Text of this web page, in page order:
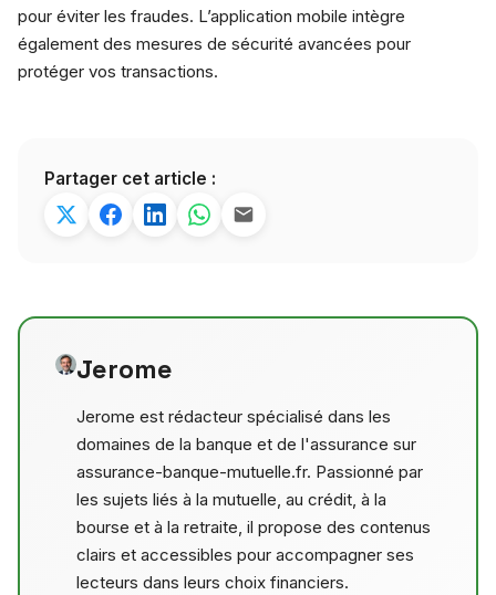
pour éviter les fraudes. L’application mobile intègre
également des mesures de sécurité avancées pour
protéger vos transactions.
Partager cet article :
Jerome
Jerome est rédacteur spécialisé dans les
domaines de la banque et de l'assurance sur
assurance-banque-mutuelle.fr. Passionné par
les sujets liés à la mutuelle, au crédit, à la
bourse et à la retraite, il propose des contenus
clairs et accessibles pour accompagner ses
lecteurs dans leurs choix financiers.